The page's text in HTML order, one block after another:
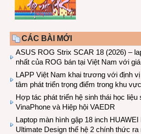
CÁC BÀI MỚI
ASUS ROG Strix SCAR 18 (2026) –
nhất của ROG bán tại Việt Nam với
LAPP Việt Nam khai trương với định
tâm phát triển trọng điểm trong khu vực
Hợp tác phát triển hệ sinh thái học liệu
VinaPhone và Hiệp hội VAEDR
Laptop màn hình gập 18 inch
Ultimate Design thế hệ 2 chính thức ra